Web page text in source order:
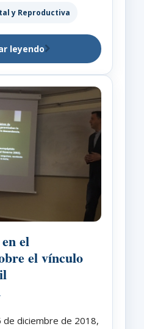
y Reproductiva
leyendo
el
el vínculo
de diciembre de 2018,